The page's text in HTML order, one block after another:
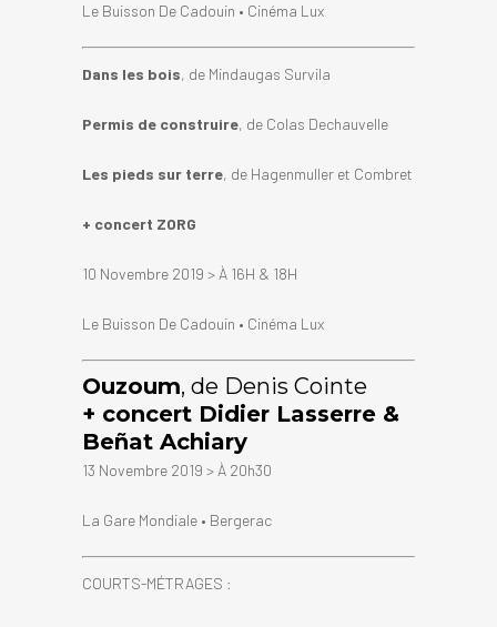
Le Buisson De Cadouin • Cinéma Lux
Dans les bois, de Mindaugas Survila
Permis de construire, de Colas Dechauvelle
Les pieds sur terre, de Hagenmuller et Combret
+ concert ZORG
10 Novembre 2019 > À 16H & 18H
Le Buisson De Cadouin • Cinéma Lux
Ouzoum, de Denis Cointe
+ concert Didier Lasserre &
Beñat Achiary
13 Novembre 2019 > À 20h30
La Gare Mondiale • Bergerac
COURTS-MÉTRAGES :